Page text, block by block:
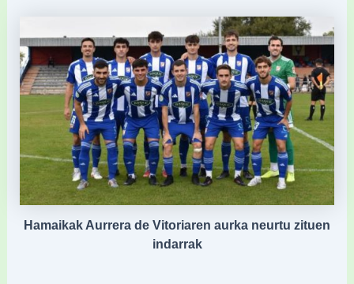
Hamaikak Aurrera de Vitoriaren aurka neurtu zituen
indarrak